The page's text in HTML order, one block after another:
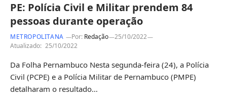
PE: Polícia Civil e Militar prendem 84
pessoas durante operação
METROPOLITANA Por: Redação
25/10/2022
Atualizado: 25/10/2022
Da Folha Pernambuco Nesta segunda-feira (24), a Polícia
Civil (PCPE) e a Polícia Militar de Pernambuco (PMPE)
detalharam o resultado…